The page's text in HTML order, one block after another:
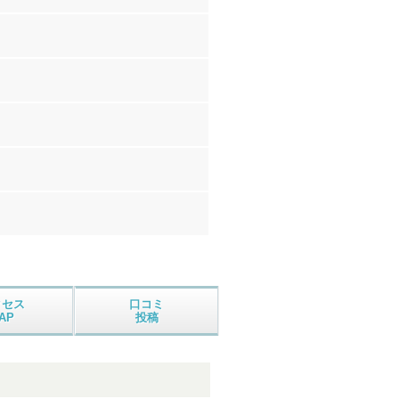
ス
口コミ
投稿